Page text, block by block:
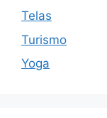
Telas
Turismo
Yoga